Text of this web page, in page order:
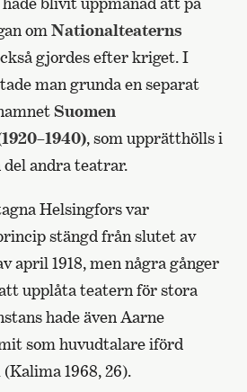
om Nationalteaterns
gjordes efter kriget. I
man grunda en separat
Suomen
, som upprätthölls i
del andra teatrar.
Helsingfors var
stängd från slutet av
april 1918, men några gånger
upplåta teatern för stora
hade även Aarne
som huvudtalare iförd
1968, 26).